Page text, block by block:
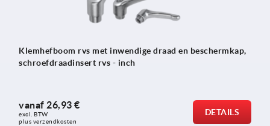
Klemhefboom rvs met inwendige draad en beschermkap,
schroefdraadinsert rvs - inch
vanaf 26,93 €
excl. BTW
plus verzendkosten
DETAILS